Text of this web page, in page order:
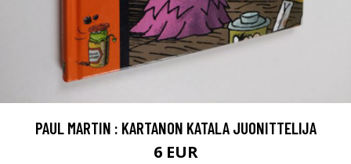
PAUL MARTIN : KARTANON KATALA JUONITTELIJA
6 EUR